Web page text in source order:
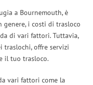
a Bournemouth, è
genere, i costi di trasloco
di vari fattori. Tuttavia,
traslochi, offre servizi
il tuo trasloco.
vari fattori come la